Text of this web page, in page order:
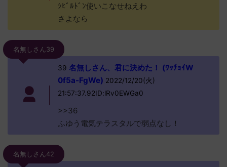
ｼﾋﾞﾙﾄﾞﾝ使いこなせねえわ
さよなら
名無しさん39
39 名無しさん、君に決めた！ (ﾜｯﾁｮｲW
0f5a-FgWe) 2022/12/20(火)
21:57:37.92ID:lRv0EWGa0
>>36
ふゆう電気テラスタルで弱点なし！
名無しさん42